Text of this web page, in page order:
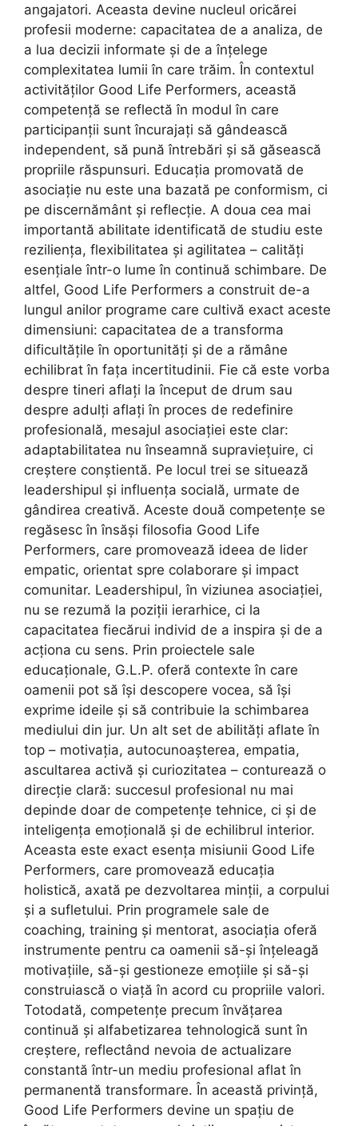
angajatori. Aceasta devine nucleul oricărei
profesii moderne: capacitatea de a analiza, de
a lua decizii informate și de a înțelege
complexitatea lumii în care trăim. În contextul
activităților Good Life Performers, această
competență se reflectă în modul în care
participanții sunt încurajați să gândească
independent, să pună întrebări și să găsească
propriile răspunsuri. Educația promovată de
asociație nu este una bazată pe conformism, ci
pe discernământ și reflecție. A doua cea mai
importantă abilitate identificată de studiu este
reziliența, flexibilitatea și agilitatea – calități
esențiale într-o lume în continuă schimbare. De
altfel, Good Life Performers a construit de-a
lungul anilor programe care cultivă exact aceste
dimensiuni: capacitatea de a transforma
dificultățile în oportunități și de a rămâne
echilibrat în fața incertitudinii. Fie că este vorba
despre tineri aflați la început de drum sau
despre adulți aflați în proces de redefinire
profesională, mesajul asociației este clar:
adaptabilitatea nu înseamnă supraviețuire, ci
creștere conștientă. Pe locul trei se situează
leadershipul și influența socială, urmate de
gândirea creativă. Aceste două competențe se
regăsesc în însăși filosofia Good Life
Performers, care promovează ideea de lider
empatic, orientat spre colaborare și impact
comunitar. Leadershipul, în viziunea asociației,
nu se rezumă la poziții ierarhice, ci la
capacitatea fiecărui individ de a inspira și de a
acționa cu sens. Prin proiectele sale
educaționale, G.L.P. oferă contexte în care
oamenii pot să își descopere vocea, să își
exprime ideile și să contribuie la schimbarea
mediului din jur. Un alt set de abilități aflate în
top – motivația, autocunoașterea, empatia,
ascultarea activă și curiozitatea – conturează o
direcție clară: succesul profesional nu mai
depinde doar de competențe tehnice, ci și de
inteligența emoțională și de echilibrul interior.
Aceasta este exact esența misiunii Good Life
Performers, care promovează educația
holistică, axată pe dezvoltarea minții, a corpului
și a sufletului. Prin programele sale de
coaching, training și mentorat, asociația oferă
instrumente pentru ca oamenii să-și înțeleagă
motivațiile, să-și gestioneze emoțiile și să-și
construiască o viață în acord cu propriile valori.
Totodată, competențe precum învățarea
continuă și alfabetizarea tehnologică sunt în
creștere, reflectând nevoia de actualizare
constantă într-un mediu profesional aflat în
permanentă transformare. În această privință,
Good Life Performers devine un spațiu de